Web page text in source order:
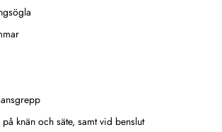
knän och säte, samt vid benslut